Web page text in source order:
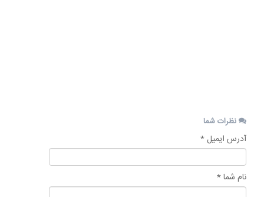
نظرات شما
آدرس ایمیل *
نام شما *